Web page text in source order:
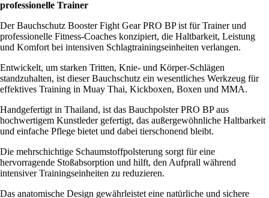
professionelle Trainer
Der Bauchschutz Booster Fight Gear PRO BP ist für Trainer und
professionelle Fitness-Coaches konzipiert, die Haltbarkeit, Leistung
und Komfort bei intensiven Schlagtrainingseinheiten verlangen.
Entwickelt, um starken Tritten, Knie- und Körper-Schlägen
standzuhalten, ist dieser Bauchschutz ein wesentliches Werkzeug für
effektives Training in Muay Thai, Kickboxen, Boxen und MMA.
Handgefertigt in Thailand, ist das Bauchpolster PRO BP aus
hochwertigem Kunstleder gefertigt, das außergewöhnliche Haltbarkeit
und einfache Pflege bietet und dabei tierschonend bleibt.
Die mehrschichtige Schaumstoffpolsterung sorgt für eine
hervorragende Stoßabsorption und hilft, den Aufprall während
intensiver Trainingseinheiten zu reduzieren.
Das anatomische Design gewährleistet eine natürliche und sichere